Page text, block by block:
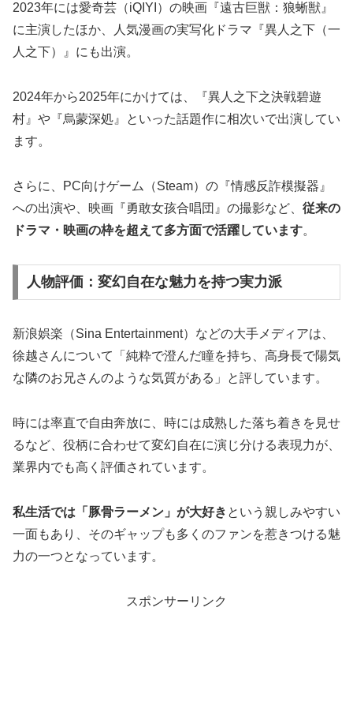
2023年には愛奇芸（iQIYI）の映画『遠古巨獣：狼蜥獣』
に主演したほか、人気漫画の実写化ドラマ『異人之下（一
人之下）』にも出演。
2024年から2025年にかけては、『異人之下之決戦碧遊
村』や『烏蒙深処』といった話題作に相次いで出演してい
ます。
さらに、PC向けゲーム（Steam）の『情感反詐模擬器』
への出演や、映画『勇敢女孩合唱団』の撮影など、 従来の
ドラマ・映画の枠を超えて多方面で活躍しています。
人物評価：変幻自在な魅力を持つ実力派
新浪娯楽（Sina Entertainment）などの大手メディアは、
徐越さんについて「純粋で澄んだ瞳を持ち、高身長で陽気
な隣のお兄さんのような気質がある」と評しています。
時には率直で自由奔放に、時には成熟した落ち着きを見せ
るなど、役柄に合わせて変幻自在に演じ分ける表現力が、
業界内でも高く評価されています。
私生活では「豚骨ラーメン」が大好き という親しみやすい
一面もあり、そのギャップも多くのファンを惹きつける魅
力の一つとなっています。
スポンサーリンク